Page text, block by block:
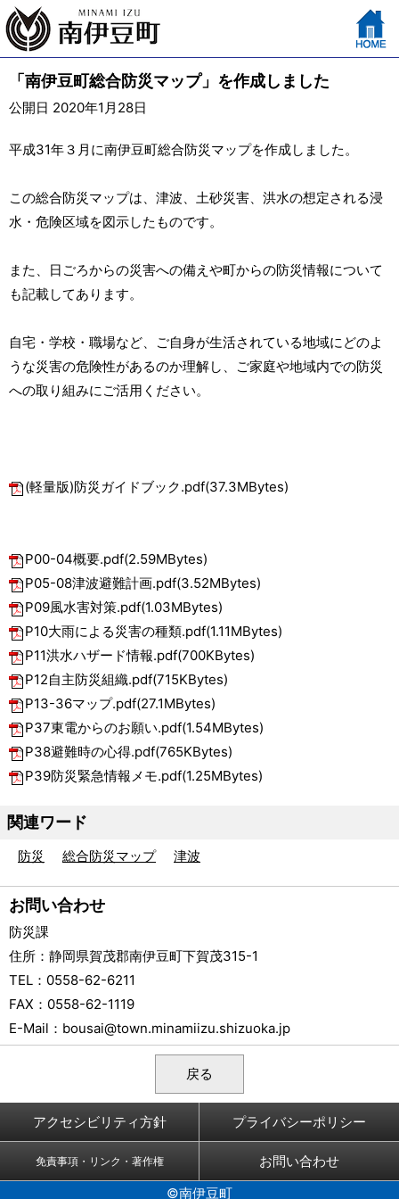
「南伊豆町総合防災マップ」を作成しました
公開日 2020年1月28日
平成31年３月に南伊豆町総合防災マップを作成しました。
この総合防災マップは、津波、土砂災害、洪水の想定される浸
水・危険区域を図示したものです。
また、日ごろからの災害への備えや町からの防災情報について
も記載してあります。
自宅・学校・職場など、ご自身が生活されている地域にどのよ
うな災害の危険性があるのか理解し、ご家庭や地域内での防災
への取り組みにご活用ください。
(軽量版)防災ガイドブック.pdf(37.3MBytes)
P00-04概要.pdf(2.59MBytes)
P05-08津波避難計画.pdf(3.52MBytes)
P09風水害対策.pdf(1.03MBytes)
P10大雨による災害の種類.pdf(1.11MBytes)
P11洪水ハザード情報.pdf(700KBytes)
P12自主防災組織.pdf(715KBytes)
P13-36マップ.pdf(27.1MBytes)
P37東電からのお願い.pdf(1.54MBytes)
P38避難時の心得.pdf(765KBytes)
P39防災緊急情報メモ.pdf(1.25MBytes)
関連ワード
防災 総合防災マップ 津波
お問い合わせ
防災課
住所 ：静岡県賀茂郡南伊豆町下賀茂315-1
TEL ：0558-62-6211
FAX ：0558-62-1119
E-Mail ： bousai@town.minamiizu.shizuoka.jp
戻る
アクセシビリティ方針 プライバシーポリシー
免責事項・リンク・著作権
お問い合わせ
©南伊豆町